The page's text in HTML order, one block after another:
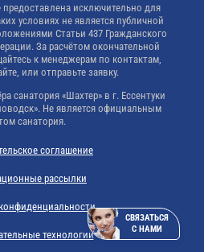
технологии
исключительно для
условиях не является публичной
Статьи 437 Гражданского
За расчётом окончательной
к менеджерам по контактам,
или отправьте заявку.
санатория «Шахтер» в г. Ессентуки
Не является официальным
санатория.
соглашение
рассылки
СВЯЗАТЬСЯ
С НАМИ